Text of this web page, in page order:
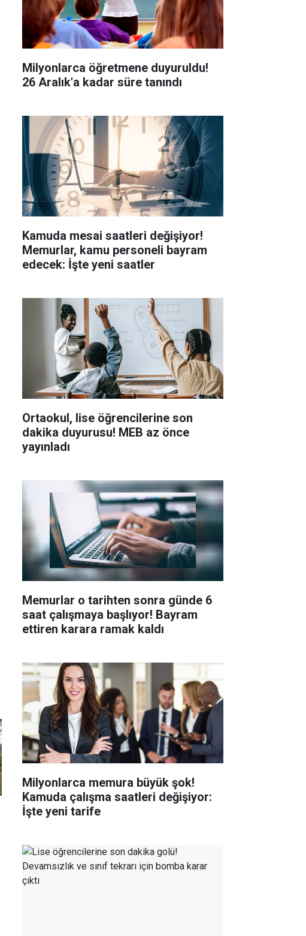
Milyonlarca öğretmene duyuruldu!
26 Aralık'a kadar süre tanındı
Kamuda mesai saatleri değişiyor!
Memurlar, kamu personeli bayram
edecek: İşte yeni saatler
Ortaokul, lise öğrencilerine son
dakika duyurusu! MEB az önce
yayınladı
Memurlar o tarihten sonra günde 6
saat çalışmaya başlıyor! Bayram
ettiren karara ramak kaldı
Milyonlarca memura büyük şok!
Kamuda çalışma saatleri değişiyor:
İşte yeni tarife